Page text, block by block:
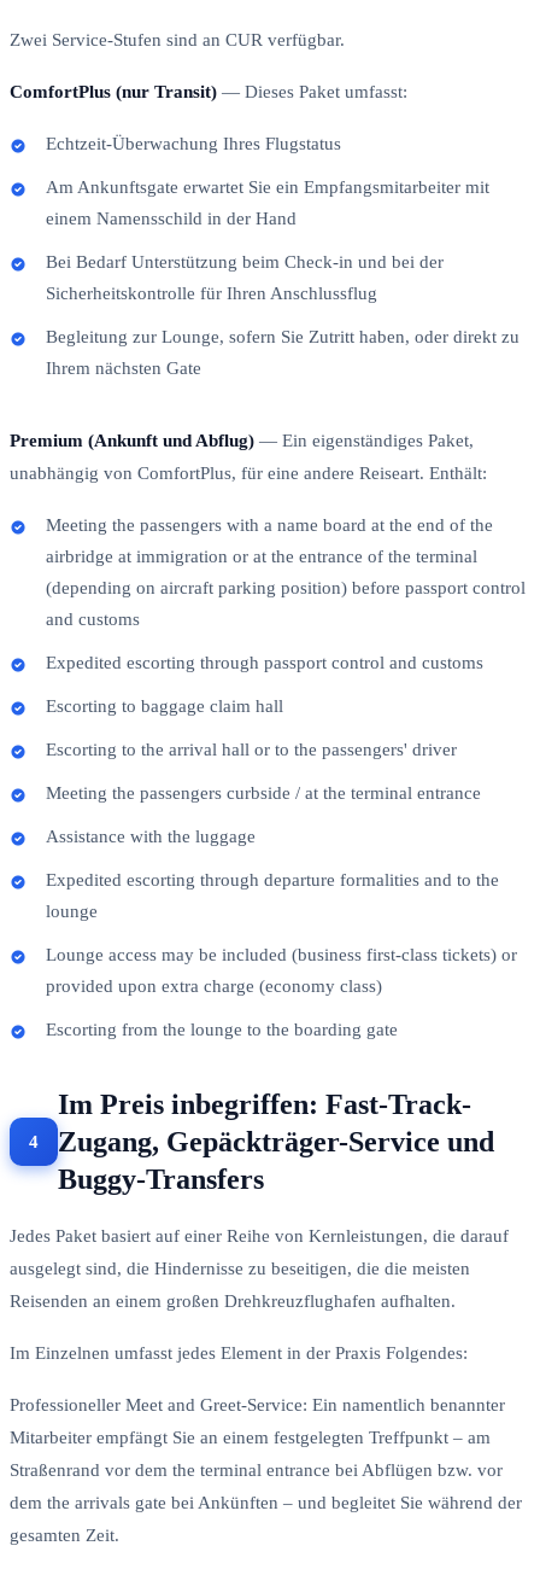
Zwei Service-Stufen sind an CUR verfügbar.
ComfortPlus (nur Transit) — Dieses Paket umfasst:
Echtzeit-Überwachung Ihres Flugstatus
Am Ankunftsgate erwartet Sie ein Empfangsmitarbeiter mit
einem Namensschild in der Hand
Bei Bedarf Unterstützung beim Check-in und bei der
Sicherheitskontrolle für Ihren Anschlussflug
Begleitung zur Lounge, sofern Sie Zutritt haben, oder direkt zu
Ihrem nächsten Gate
Premium (Ankunft und Abflug) — Ein eigenständiges Paket,
unabhängig von ComfortPlus, für eine andere Reiseart. Enthält:
Meeting the passengers with a name board at the end of the
airbridge at immigration or at the entrance of the terminal
(depending on aircraft parking position) before passport control
and customs
Expedited escorting through passport control and customs
Escorting to baggage claim hall
Escorting to the arrival hall or to the passengers' driver
Meeting the passengers curbside / at the terminal entrance
Assistance with the luggage
Expedited escorting through departure formalities and to the
lounge
Lounge access may be included (business first-class tickets) or
provided upon extra charge (economy class)
Escorting from the lounge to the boarding gate
Im Preis inbegriffen: Fast-Track-
Zugang, Gepäckträger-Service und
Buggy-Transfers
Jedes Paket basiert auf einer Reihe von Kernleistungen, die darauf
ausgelegt sind, die Hindernisse zu beseitigen, die die meisten
Reisenden an einem großen Drehkreuzflughafen aufhalten.
Im Einzelnen umfasst jedes Element in der Praxis Folgendes:
Professioneller Meet and Greet-Service: Ein namentlich benannter
Mitarbeiter empfängt Sie an einem festgelegten Treffpunkt – am
Straßenrand vor dem the terminal entrance bei Abflügen bzw. vor
dem the arrivals gate bei Ankünften – und begleitet Sie während der
gesamten Zeit.